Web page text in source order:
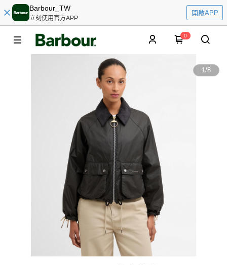
Barbour_TW
立刻使用官方APP
開啟APP
0
1/8